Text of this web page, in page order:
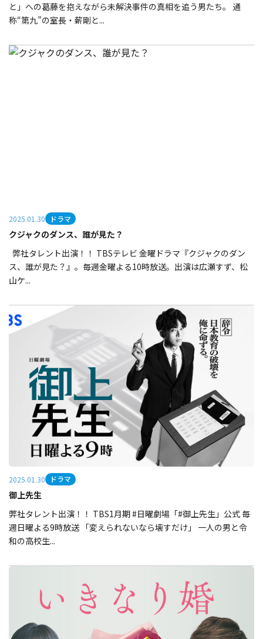
と」への葛藤を抱えながら未解決事件の真相を追う男たち。 通
称“第九”の室長・薪剛と...
2025.01.30 ドラマ
クジャクのダンス、誰が見た？
弊社タレント出演！！ TBSテレビ 金曜ドラマ『クジャクのダン
ス、誰が見た？』。毎週金曜よる10時放送。出演は広瀬すず、松
山ケ...
2025.01.30 ドラマ
御上先生
弊社タレント出演！！ TBS1月期 #日曜劇場「#御上先生」公式 毎
週日曜よる9時放送 「変えられないなら壊すだけ」 一人の男と令
和の高校生...